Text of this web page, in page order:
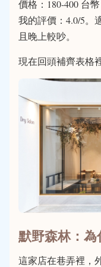
價格：180-400 台幣
我的評價：4.0/5。
且晚上較吵。
現在回頭補齊表格
默野森林：為
這家店在巷弄裡，